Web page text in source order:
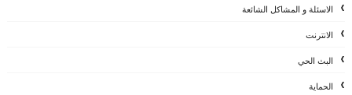
الاسئلة و المشاكل الشائعة
الانترنت
البث الحي
الحماية